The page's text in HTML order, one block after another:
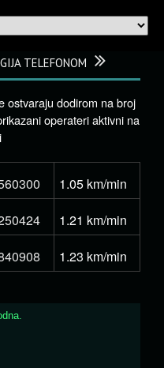
TELEFONOM
ostvaraju dodirom na broj
operateri aktivni na
1.05 km/min
1.21 km/min
1.23 km/min